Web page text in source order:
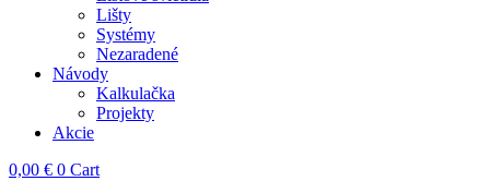
Lišty
Systémy
Nezaradené
Návody
Kalkulačka
Projekty
Akcie
0,00 € 0 Cart